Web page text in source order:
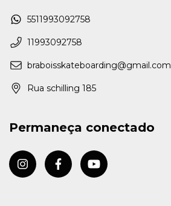
5511993092758
11993092758
braboisskateboarding@gmail.com
Rua schilling 185
Permaneça conectado